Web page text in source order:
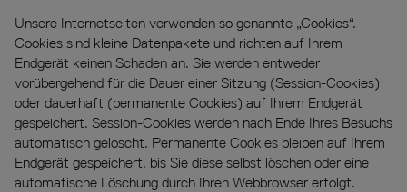
Unsere Internetseiten verwenden so genannte „Cookies“.
Cookies sind kleine Datenpakete und richten auf Ihrem
Endgerät keinen Schaden an. Sie werden entweder
vorübergehend für die Dauer einer Sitzung (Session-Cookies)
oder dauerhaft (permanente Cookies) auf Ihrem Endgerät
gespeichert. Session-Cookies werden nach Ende Ihres Besuchs
automatisch gelöscht. Permanente Cookies bleiben auf Ihrem
Endgerät gespeichert, bis Sie diese selbst löschen oder eine
automatische Löschung durch Ihren Webbrowser erfolgt.